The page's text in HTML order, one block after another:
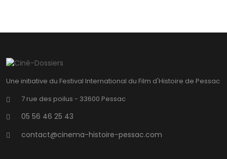
Une initiative du Festival International du Film d'Histoire de Pessac
7 rue des poilus - 33600 Pessac
05 56 46 25 43
contact@cinema-histoire-pessac.com